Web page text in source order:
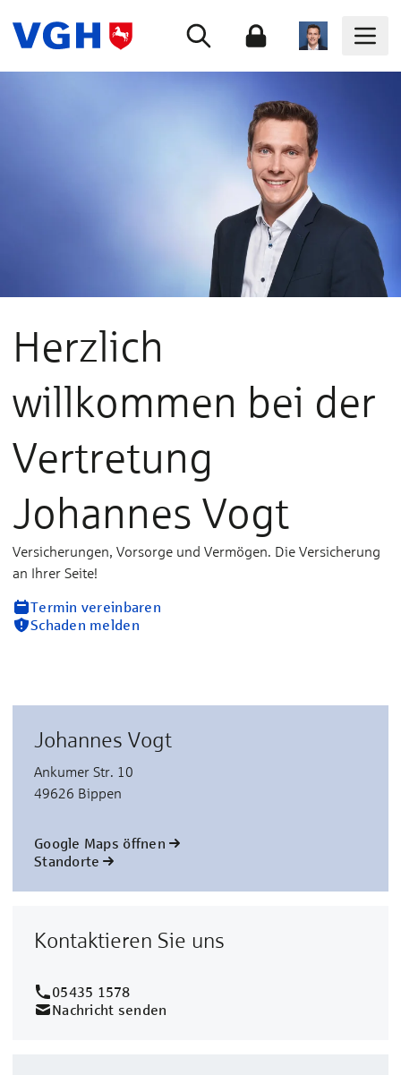
Herzlich
willkommen bei der
Vertretung
Johannes Vogt
Versicherungen, Vorsorge und Vermögen. Die Versicherung
an Ihrer Seite!
Termin vereinbaren
Schaden melden
Johannes Vogt
Ankumer Str. 10
49626 Bippen
Google Maps öffnen
Standorte
Kontaktieren Sie uns
05435 1578
Nachricht senden